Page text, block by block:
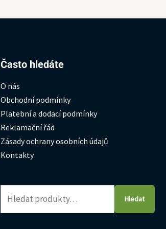
Často hledáte
O nás
Obchodní podmínky
Platební a dodací podmínky
Reklamační řád
Zásady ochrany osobních údajů
Kontakty
Hledat:
Hledat